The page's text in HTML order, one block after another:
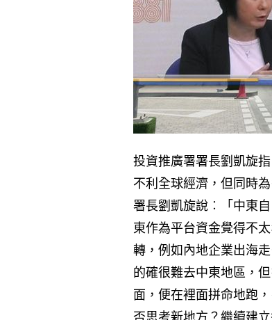
投資推廣署署長劉凱旋
不利全球經濟，但同時
署長劉凱旋說︰「中東
東作為平台資金覺得不
轉，例如內地企業出海
的確很難去中東地區，
面，便在裡面拼命地跑
否思考新地方？繼續建